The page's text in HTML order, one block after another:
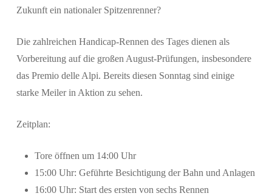
Zukunft ein nationaler Spitzenrenner?
Die zahlreichen Handicap-Rennen des Tages dienen als
Vorbereitung auf die großen August-Prüfungen, insbesondere
das Premio delle Alpi. Bereits diesen Sonntag sind einige
starke Meiler in Aktion zu sehen.
Zeitplan:
Tore öffnen um 14:00 Uhr
15:00 Uhr: Geführte Besichtigung der Bahn und Anlagen
16:00 Uhr: Start des ersten von sechs Rennen